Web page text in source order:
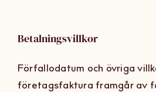
Betalningsvillkor
Förfallodatum och övriga
företagsfaktura framgår av